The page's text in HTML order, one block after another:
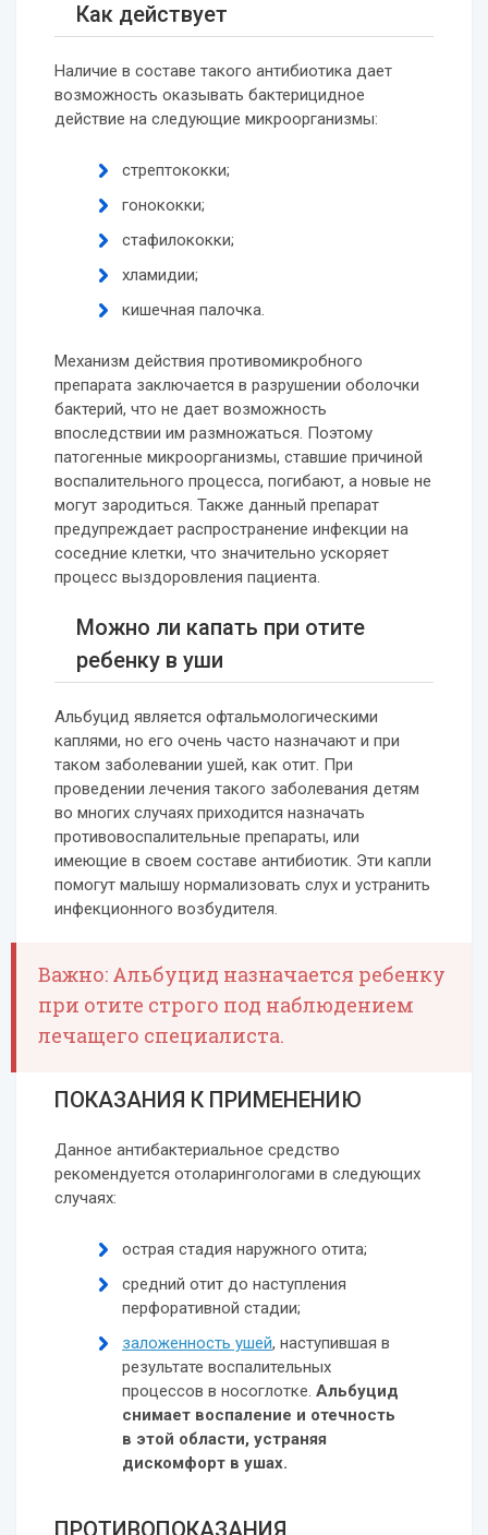
Как действует
Наличие в составе такого антибиотика дает
возможность оказывать бактерицидное
действие на следующие микроорганизмы:
стрептококки;
гонококки;
стафилококки;
хламидии;
кишечная палочка.
Механизм действия противомикробного
препарата заключается в разрушении оболочки
бактерий, что не дает возможность
впоследствии им размножаться. Поэтому
патогенные микроорганизмы, ставшие причиной
воспалительного процесса, погибают, а новые не
могут зародиться. Также данный препарат
предупреждает распространение инфекции на
соседние клетки, что значительно ускоряет
процесс выздоровления пациента.
Можно ли капать при отите
ребенку в уши
Альбуцид является офтальмологическими
каплями, но его очень часто назначают и при
таком заболевании ушей, как отит. При
проведении лечения такого заболевания детям
во многих случаях приходится назначать
противовоспалительные препараты, или
имеющие в своем составе антибиотик. Эти капли
помогут малышу нормализовать слух и устранить
инфекционного возбудителя.
Важно: Альбуцид назначается ребенку
при отите строго под наблюдением
лечащего специалиста.
ПОКАЗАНИЯ К ПРИМЕНЕНИЮ
Данное антибактериальное средство
рекомендуется отоларингологами в следующих
случаях:
острая стадия наружного отита;
средний отит до наступления
перфоративной стадии;
заложенность ушей, наступившая в
результате воспалительных
процессов в носоглотке. Альбуцид
снимает воспаление и отечность
в этой области, устраняя
дискомфорт в ушах.